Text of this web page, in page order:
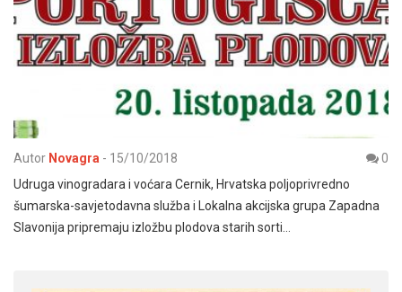
Autor Novagra - 15/10/2018
0
Udruga vinogradara i voćara Cernik, Hrvatska poljoprivredno
šumarska-savjetodavna služba i Lokalna akcijska grupa Zapadna
Slavonija pripremaju izložbu plodova starih sorti…